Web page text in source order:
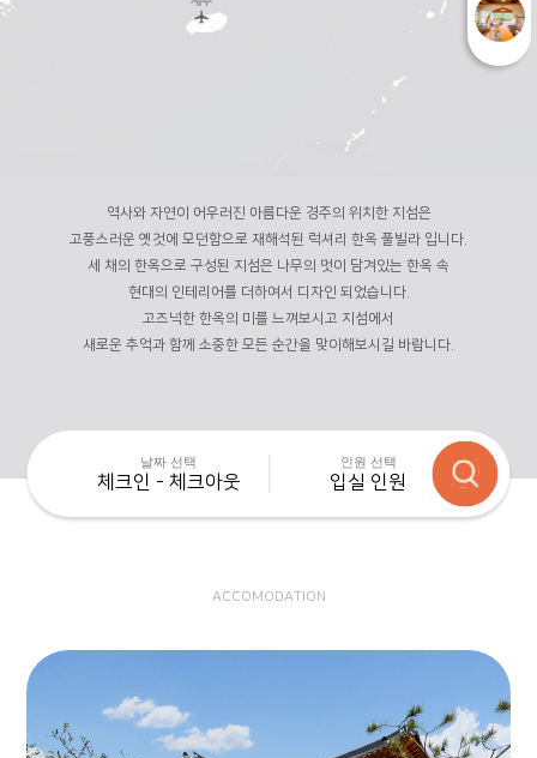
역사와 자연이 어우러진 아름다운 경주의 위치한 지섬은
고풍스러운 옛것에 모던함으로 재해석된 럭셔리 한옥 풀빌라 입니다.
세 채의 한옥으로 구성된 지섬은 나무의 멋이 담겨있는 한옥 속
현대의 인테리어를 더하여서 디자인 되었습니다.
고즈넉한 한옥의 미를 느껴보시고 지섬에서
새로운 추억과 함께 소중한 모든 순간을 맞이해보시길 바랍니다.
날짜 선택
체크인 - 체크아웃
인원 선택
입실 인원
ACCOMODATION